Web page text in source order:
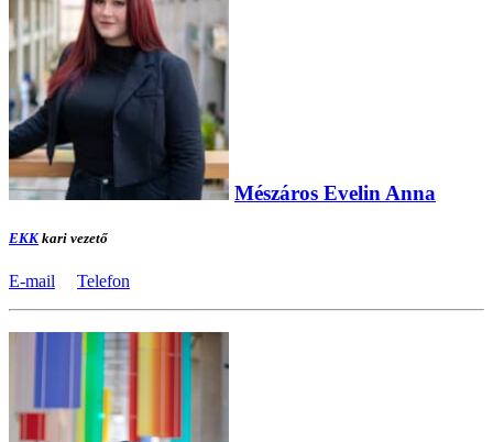
Mészáros Evelin Anna
EKKkari vezető
E-mail Telefon